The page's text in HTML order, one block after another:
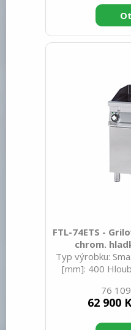
540 Hmotnost
spotřebiče:
typ zařízení:
IPX5 Vnější
FTL-74ETS -
chrom.
Typ výrobku:
[mm]: 400
[kg]: 54.00
Hloubka brutto
76
62 900